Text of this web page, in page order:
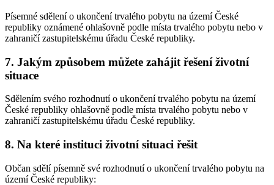
Písemné sdělení o ukončení trvalého pobytu na území České
republiky oznámené ohlašovně podle místa trvalého pobytu nebo v
zahraničí zastupitelskému úřadu České republiky.
7. Jakým způsobem můžete zahájit řešení životní
situace
Sdělením svého rozhodnutí o ukončení trvalého pobytu na území
České republiky ohlašovně podle místa trvalého pobytu nebo v
zahraničí zastupitelskému úřadu České republiky.
8. Na které instituci životní situaci řešit
Občan sdělí písemně své rozhodnutí o ukončení trvalého pobytu na
území České republiky: